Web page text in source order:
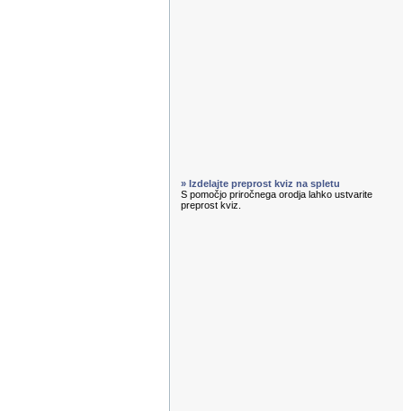
» Izdelajte preprost kviz na spletu
S pomočjo priročnega orodja lahko ustvarite
preprost kviz.